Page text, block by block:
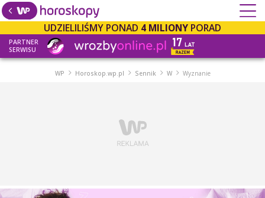
UDZIELILIŚMY PONAD 4 MILIONY PORAD
PARTNER
SERWISU
WP Horoskop.wp.pl Sennik W Wyznanie